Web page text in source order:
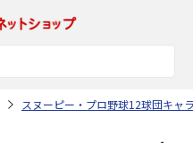
スヌーピー・プロ野球12球団キャ